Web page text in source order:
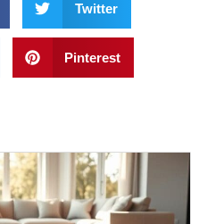
Twitter
Pinterest